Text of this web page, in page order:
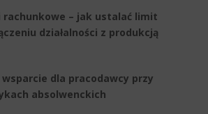
rachunkowe – jak ustalać limit
działalności z produkcją
wsparcie dla pracodawcy przy
absolwenckich